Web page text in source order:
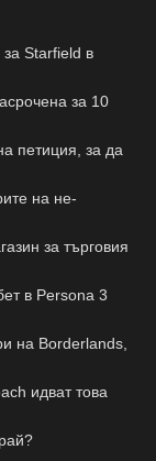
за Starfield в
за 10
петиция, за да
на не-
за търговия
в Persona 3
на Borderlands,
идват това